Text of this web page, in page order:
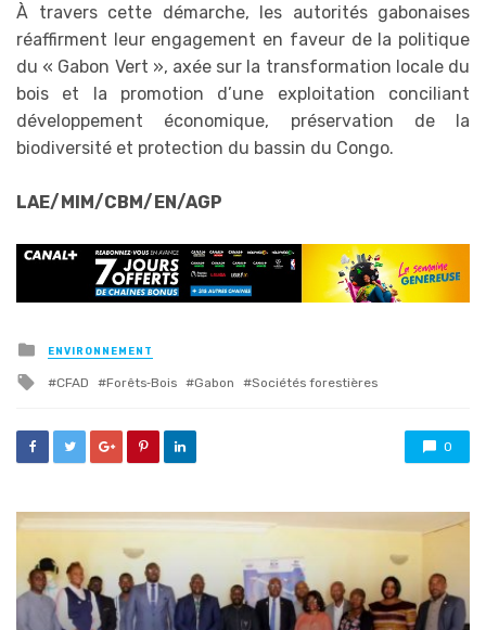
À travers cette démarche, les autorités gabonaises
réaffirment leur engagement en faveur de la politique
du « Gabon Vert », axée sur la transformation locale du
bois et la promotion d’une exploitation conciliant
développement économique, préservation de la
biodiversité et protection du bassin du Congo.
LAE/MIM/CBM/EN/AGP
Posted
in
ENVIRONNEMENT
Tagged
CFAD Forêts‑Bois Gabon Sociétés forestières
0